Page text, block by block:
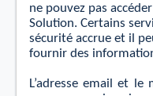
ne pouvez pas
Solution. Certains
sécurité accrue et il
fournir des
L’adresse emailet le